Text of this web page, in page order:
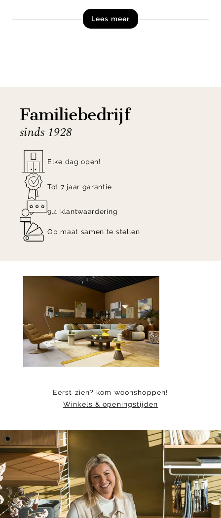
Dankzij de royale afmetingen biedt de Ramon bank
Vraag een offerte aan voor de Ramon hoekbank uit
mogelijkheden!
Lees meer
Familiebedrijf
sinds 1928
Elke dag open!
Tot 7 jaar garantie
9.4 klantwaardering
Op maat samen te stellen
Eerst zien? kom woonshoppen!
Winkels & openingstijden